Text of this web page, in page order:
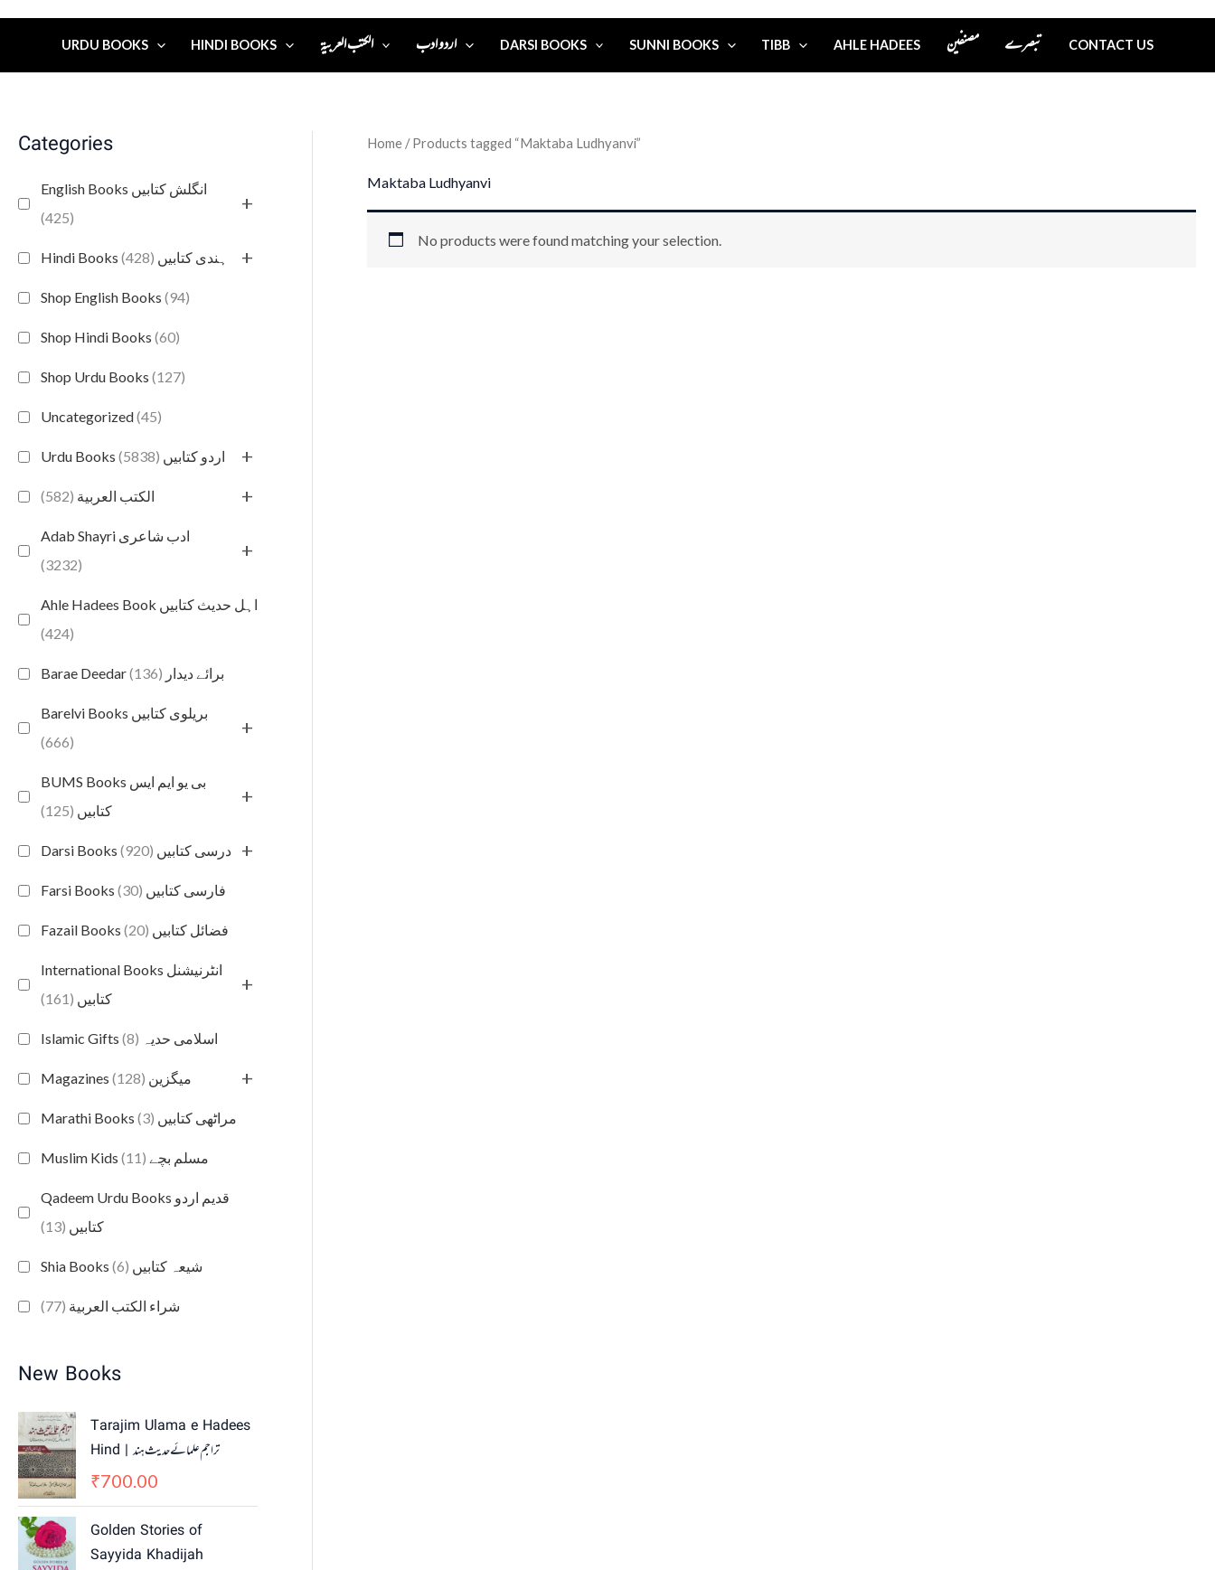
URDU BOOKS HINDI BOOKS الكتب العربية اردو ادب DARSI BOOKS SUNNI BOOKS TIBB AHLE HADEES مصنفین تبصرے CONTACT US
Categories
English Books انگلش کتابیں
(425)
+
Hindi Books ہندی کتابیں (428) +
Shop English Books (94)
Shop Hindi Books (60)
Shop Urdu Books (127)
Uncategorized(45)
Urdu Books اردو کتابیں (5838) +
الكتب العربية (582) +
Adab Shayri ادب شاعری
(3232)
+
Ahle Hadees Book اہل حدیث کتابیں
(424)
Barae Deedar برائے دیدار (136)
Barelvi Books بریلوی کتابیں
(666)
+
BUMS Books بی یو ایم ایس
کتابیں (125)
+
Darsi Books درسی کتابیں (920) +
Farsi Books فارسی کتابیں (30)
Fazail Books فضائل کتابیں (20)
International Books انٹرنیشنل
کتابیں (161)
+
Islamic Gifts اسلامی حدیہ (8)
Magazines میگزین (128) +
Marathi Books مراٹھی کتابیں (3)
Muslim Kids مسلم بچے (11)
Qadeem Urdu Books قدیم اردو
کتابیں (13)
Shia Books شیعہ کتابیں (6)
شراء الكتب العربية (77)
New Books
Tarajim Ulama e Hadees
Hind | تراجم علمائے حديث ہند
₹700.00
Golden Stories of
Sayyida Khadijah
Home / Products tagged “Maktaba Ludhyanvi”
Maktaba Ludhyanvi
No products were found matching your selection.